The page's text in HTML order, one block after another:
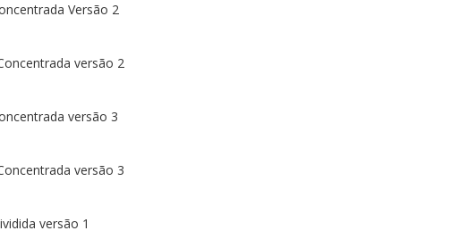
Versão 2
versão 2
versão 3
versão 3
versão 1